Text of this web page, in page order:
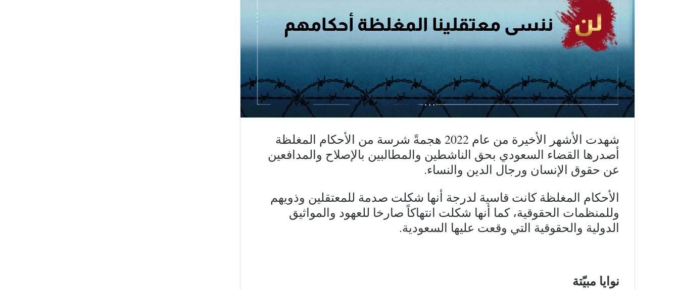
شهدت الأشهر الأخيرة من عام 2022 هجمةً شرسة من الأحكام المغلظة
أصدرها القضاء السعودي بحق الناشطين والمطالبين بالإصلاح والمدافعين
عن حقوق الإنسان ورجال الدين والنساء.
الأحكام المغلظة كانت قاسية لدرجة أنها شكلت صدمة للمعتقلين وذويهم
وللمنظمات الحقوقية، كما أنها شكلت انتهاكاً صارخا للعهود والمواثيق
الدولية والحقوقية التي وقعت عليها السعودية.
نوايا مبيّتة